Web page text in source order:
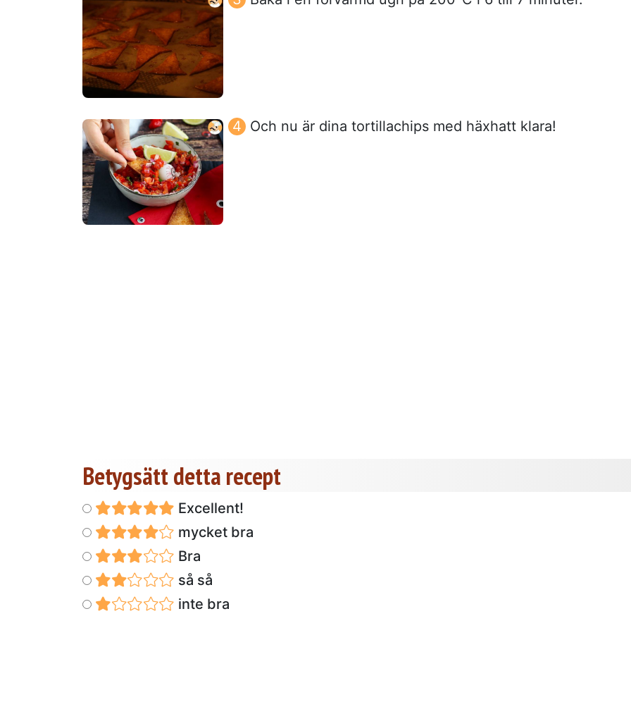
Och nu är dina tortillachips med häxhatt klara!
Betygsätt detta recept
Excellent!
mycket bra
Bra
så så
inte bra